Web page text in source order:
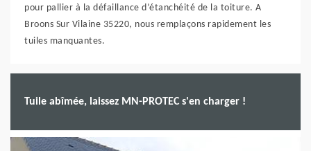
pour pallier à la défaillance d’étanchéité de la toiture. A
Broons Sur Vilaine 35220, nous remplaçons rapidement les
tuiles manquantes.
Tuile abîmée, laissez MN-PROTEC s'en charger !